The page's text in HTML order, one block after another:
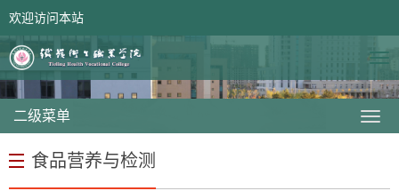
欢迎访问本站
网站首页 领导信箱
二级菜单
食品营养与检测